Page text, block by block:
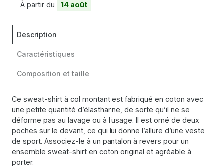
À partir du 14 août
Description
Caractéristiques
Composition et taille
Ce sweat-shirt à col montant est fabriqué en coton avec
une petite quantité d’élasthanne, de sorte qu’il ne se
déforme pas au lavage ou à l’usage. Il est orné de deux
poches sur le devant, ce qui lui donne l’allure d’une veste
de sport. Associez-le à un pantalon à revers pour un
ensemble sweat-shirt en coton original et agréable à
porter.